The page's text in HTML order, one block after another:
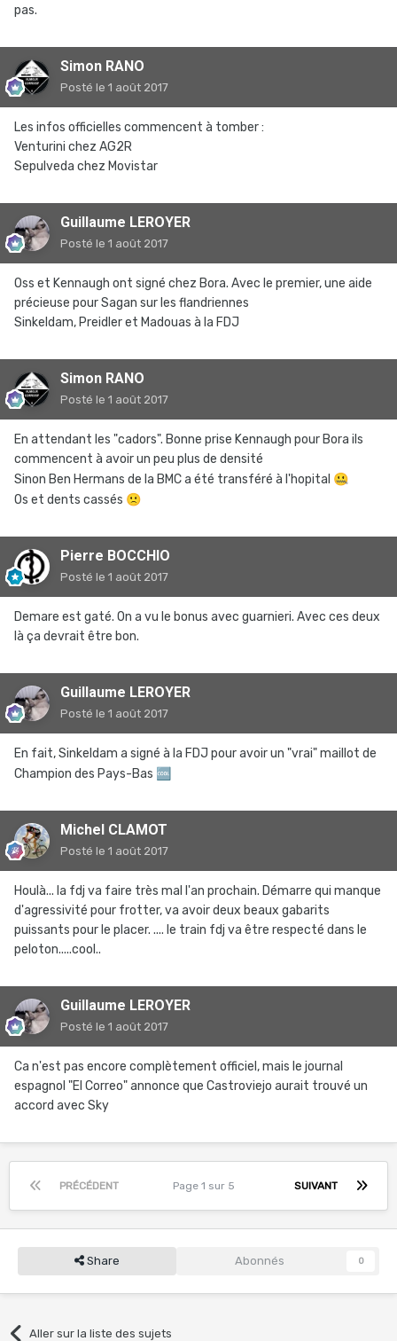
pas.
Simon RANO
Posté le 1 août 2017
Les infos officielles commencent à tomber :
Venturini chez AG2R
Sepulveda chez Movistar
Guillaume LEROYER
Posté le 1 août 2017
Oss et Kennaugh ont signé chez Bora. Avec le premier, une aide
précieuse pour Sagan sur les flandriennes
Sinkeldam, Preidler et Madouas à la FDJ
Simon RANO
Posté le 1 août 2017
En attendant les "cadors". Bonne prise Kennaugh pour Bora ils
commencent à avoir un peu plus de densité
Sinon Ben Hermans de la BMC a été transféré à l'hopital 🤐
Os et dents cassés 🙁
Pierre BOCCHIO
Posté le 1 août 2017
Demare est gaté. On a vu le bonus avec guarnieri. Avec ces deux
là ça devrait être bon.
Guillaume LEROYER
Posté le 1 août 2017
En fait, Sinkeldam a signé à la FDJ pour avoir un "vrai" maillot de
Champion des Pays-Bas 🆒
Michel CLAMOT
Posté le 1 août 2017
Houlà... la fdj va faire très mal l'an prochain. Démarre qui manque
d'agressivité pour frotter, va avoir deux beaux gabarits
puissants pour le placer. .... le train fdj va être respecté dans le
peloton.....cool..
Guillaume LEROYER
Posté le 1 août 2017
Ca n'est pas encore complètement officiel, mais le journal
espagnol "El Correo" annonce que Castroviejo aurait trouvé un
accord avec Sky
PRÉCÉDENT SUIVANT
Page 1 sur 5
Share Abonnés 0
Aller sur la liste des sujets